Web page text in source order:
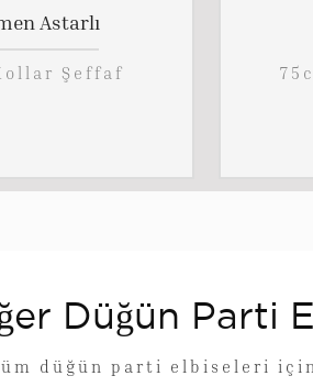
Astarlı
Şeffaf
Düğün Parti
düğün parti elbiseleri